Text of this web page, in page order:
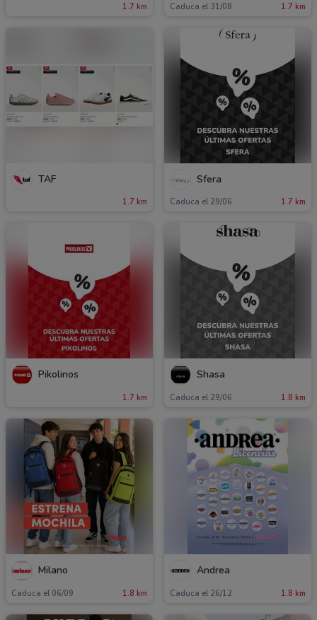
1.7 km Caduca el 31/08 1.7 km
TAF
1.7 km
Sfera
Caduca el 29/06 1.7 km
Pikolinos
1.7 km
Shasa
Caduca el 29/06 1.8 km
Milano
Caduca el 06/09 1.8 km
Andrea
Caduca el 26/12 1.8 km